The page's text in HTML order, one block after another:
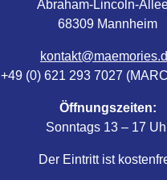
Abraham-Lincoln-
68309 Mannheim
+49 (0) 621 293 7027
Öffnungszeiten:
Sonntags 13 – 17
Der Eintritt ist